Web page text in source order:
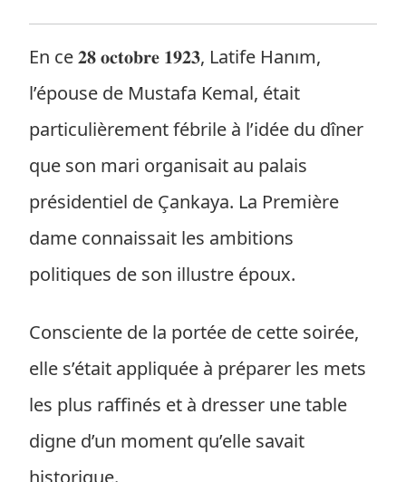
En ce 𝟐𝟖 𝐨𝐜𝐭𝐨𝐛𝐫𝐞 𝟏𝟗𝟐𝟑, Latife Hanım,
l’épouse de Mustafa Kemal, était
particulièrement fébrile à l’idée du dîner
que son mari organisait au palais
présidentiel de Çankaya. La Première
dame connaissait les ambitions
politiques de son illustre époux.
Consciente de la portée de cette soirée,
elle s’était appliquée à préparer les mets
les plus raffinés et à dresser une table
digne d’un moment qu’elle savait
historique.